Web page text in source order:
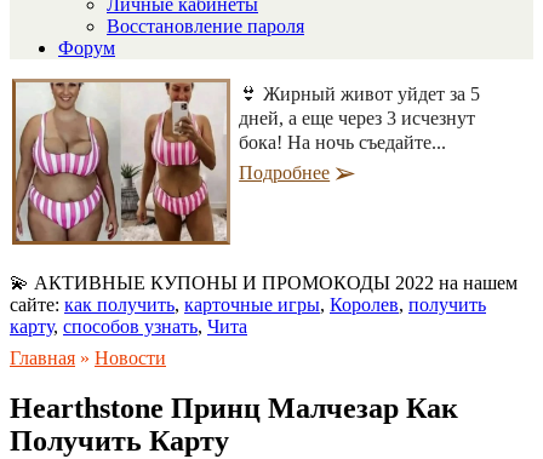
Личные кабинеты
Восстановление пароля
Форум
👙 Жирный живот уйдет за 5
дней, а еще через 3 исчезнут
бока! На ночь съедайте...
Подробнее
💫 АКТИВНЫЕ КУПОНЫ И ПРОМОКОДЫ 2022 на нашем
сайте: как получить, карточные игры, Королев, получить
карту, способов узнать, Чита
Главная » Новости
Hearthstone Принц Малчезар Как
Получить Карту